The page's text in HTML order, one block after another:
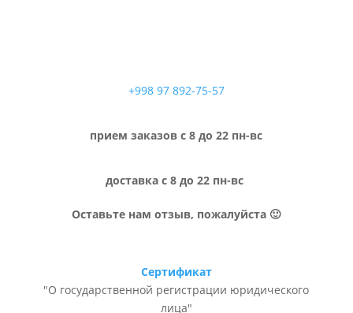
+998 97 892-75-57
прием заказов с 8 до 22 пн-вс
доставка с 8 до 22 пн-вс
Оставьте нам отзыв, пожалуйста 🙂
Сертификат
"О государственной регистрации юридического
лица"